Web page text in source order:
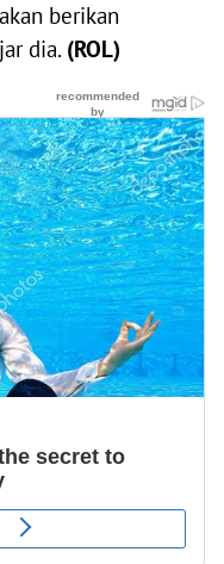
berikan
dia. (ROL)